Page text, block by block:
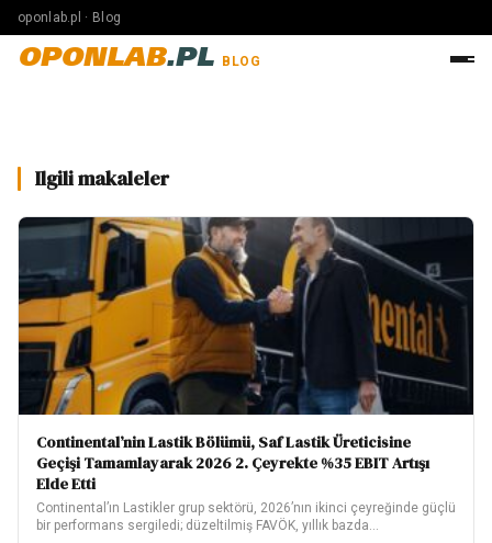
oponlab.pl · Blog
OPONLAB.PL BLOG
Ilgili makaleler
Continental’nin Lastik Bölümü, Saf Lastik Üreticisine
Geçişi Tamamlayarak 2026 2. Çeyrekte %35 EBIT Artışı
Elde Etti
Continental’ın Lastikler grup sektörü, 2026’nın ikinci çeyreğinde güçlü
bir performans sergiledi; düzeltilmiş FAVÖK, yıllık bazda…